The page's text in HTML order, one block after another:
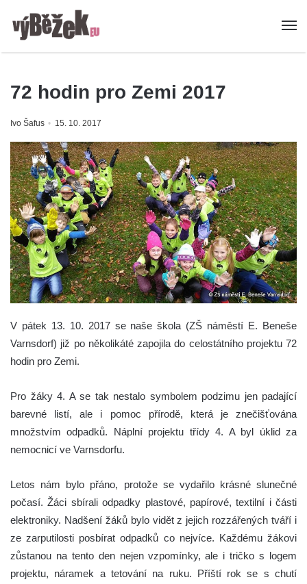
72 hodin pro Zemi 2017
Ivo Šafus 15. 10. 2017
V pátek 13. 10. 2017 se naše škola (ZŠ náměstí E. Beneše
Varnsdorf) již po několikáté zapojila do celostátního projektu 72
hodin pro Zemi.
Pro žáky 4. A se tak nestalo symbolem podzimu jen padající
barevné listí, ale i pomoc přírodě, která je znečišťována
množstvím odpadků. Náplní projektu třídy 4. A byl úklid za
nemocnicí ve Varnsdorfu.
Letos nám bylo přáno, protože se vydařilo krásné slunečné
počasí. Žáci sbírali odpadky plastové, papírové, textilní i části
elektroniky. Nadšení žáků bylo vidět z jejich rozzářených tváří i
ze zarputilosti posbírat odpadků co nejvíce. Každému žákovi
zůstanou na tento den nejen vzpomínky, ale i tričko s logem
projektu, náramek a tetování na ruku. Příští rok se s chutí